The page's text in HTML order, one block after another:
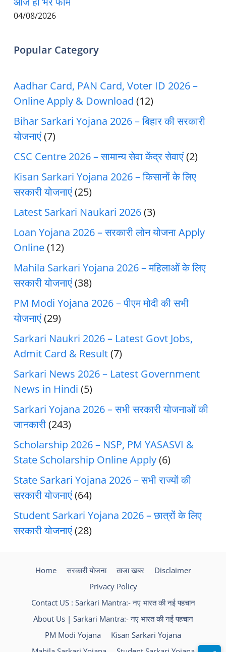
04/08/2026
Popular Category
Aadhar Card, PAN Card, Voter ID 2026 –
Online Apply & Download (12)
Bihar Sarkari Yojana 2026 – बिहार की सरकारी
योजनाएं(7)
CSC Centre 2026 – सामान्य सेवा केंद्र सेवाएं(2)
Kisan Sarkari Yojana 2026 – किसानों के लिए
सरकारी योजनाएं(25)
Latest Sarkari Naukari 2026(3)
Loan Yojana 2026 – सरकारी लोन योजना Apply
Online(12)
Mahila Sarkari Yojana 2026 – महिलाओं के लिए
सरकारी योजनाएं(38)
PM Modi Yojana 2026 – पीएम मोदी की सभी
योजनाएं(29)
Sarkari Naukri 2026 – Latest Govt Jobs,
Admit Card & Result(7)
Sarkari News 2026 – Latest Government
News in Hindi (5)
Sarkari Yojana 2026 – सभी सरकारी योजनाओं की
जानकारी(243)
Scholarship 2026 – NSP, PM YASASVI &
State Scholarship Online Apply(6)
State Sarkari Yojana 2026 – सभी राज्यों की
सरकारी योजनाएं(64)
Student Sarkari Yojana 2026 – छात्रों के लिए
सरकारी योजनाएं(28)
Home सरकारी योजना ताजा खबर
Disclaimer
Privacy Policy
Contact US : Sarkari Mantra:- नए भारत की नई पहचान
About Us | Sarkari Mantra:- नए भारत की नई पहचान
PM Modi Yojana
Kisan Sarkari Yojana